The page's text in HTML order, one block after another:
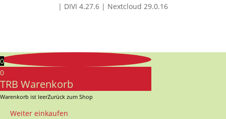
| DIVI 4.27.6 | Nextcloud 29.0.16
0
0
TRB Warenkorb
Warenkorb ist leerZurück zum Shop
Weiter einkaufen